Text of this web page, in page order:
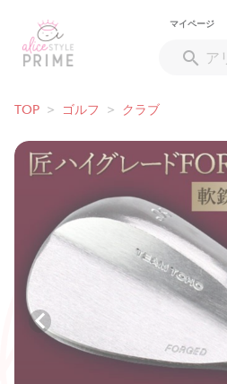
マイページ
TOP > ゴルフ > クラブ